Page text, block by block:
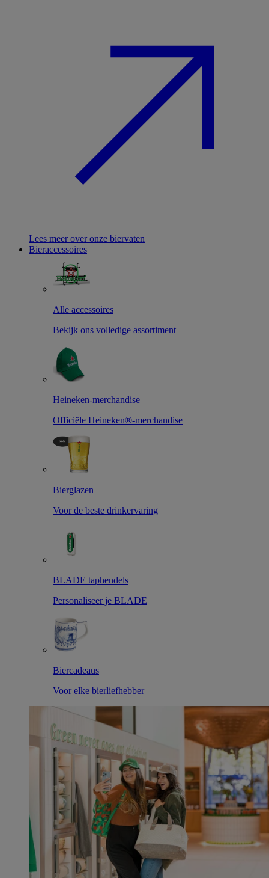
Lees meer over onze biervaten
Bieraccessoires
Alle accessoires
Bekijk ons volledige assortiment
Heineken-merchandise
Officiële Heineken®-merchandise
Bierglazen
Voor de beste drinkervaring
BLADE taphendels
Personaliseer je BLADE
Biercadeaus
Voor elke bierliefhebber